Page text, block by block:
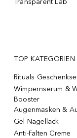
Transparent Lab
TOP KATEGORIEN
Rituals
Wimpernserum &
Booster
Augenmasken &
Gel-Nagellack
Anti-Falten Creme